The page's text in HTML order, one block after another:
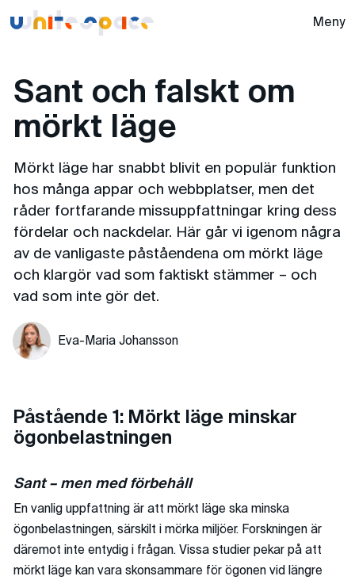
Whitespace - Meny
Sant och falskt om
mörkt läge
Mörkt läge har snabbt blivit en populär funktion
hos många appar och webbplatser, men det
råder fortfarande missuppfattningar kring dess
fördelar och nackdelar. Här går vi igenom några
av de vanligaste påståendena om mörkt läge
och klargör vad som faktiskt stämmer – och
vad som inte gör det.
Eva-Maria Johansson
Påstående 1: Mörkt läge minskar
ögonbelastningen
Sant – men med förbehåll
En vanlig uppfattning är att mörkt läge ska minska
ögonbelastningen, särskilt i mörka miljöer. Forskningen är
däremot inte entydig i frågan. Vissa studier pekar på att
mörkt läge kan vara skonsammare för ögonen vid längre